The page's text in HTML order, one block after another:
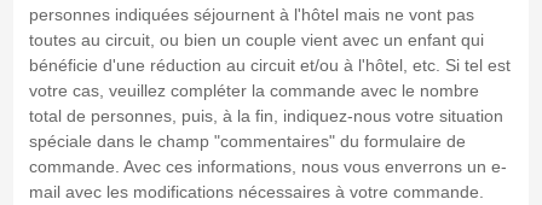
personnes indiquées séjournent à l'hôtel mais ne vont pas
toutes au circuit, ou bien un couple vient avec un enfant qui
bénéficie d'une réduction au circuit et/ou à l'hôtel, etc. Si tel est
votre cas, veuillez compléter la commande avec le nombre
total de personnes, puis, à la fin, indiquez-nous votre situation
spéciale dans le champ "commentaires" du formulaire de
commande. Avec ces informations, nous vous enverrons un e-
mail avec les modifications nécessaires à votre commande.